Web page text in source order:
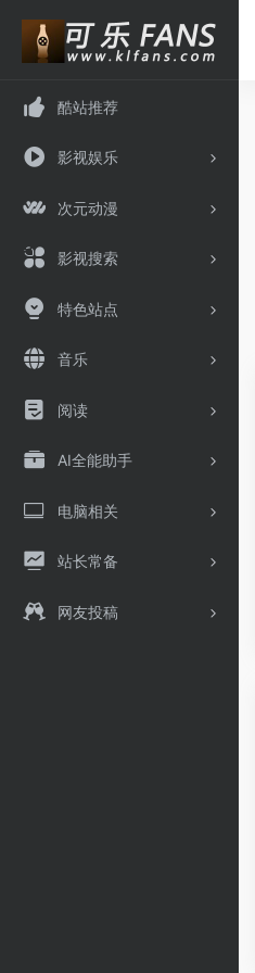
酷站推荐
影视娱乐
次元动漫
影视搜索
特色站点
音乐
阅读
AI全能助手
电脑相关
站长常备
网友投稿